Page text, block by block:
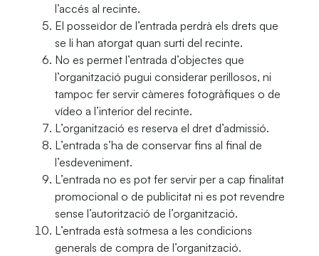
l’accés al recinte.
El posseïdor de l’entrada perdrà els drets que
se li han atorgat quan surti del recinte.
No es permet l’entrada d’objectes que
l’organització pugui considerar perillosos, ni
tampoc fer servir càmeres fotogràfiques o de
vídeo a l’interior del recinte.
L’organització es reserva el dret d’admissió.
L’entrada s’ha de conservar fins al final de
l’esdeveniment.
L’entrada no es pot fer servir per a cap finalitat
promocional o de publicitat ni es pot revendre
sense l’autorització de l’organització.
L’entrada està sotmesa a les condicions
generals de compra de l’organització.